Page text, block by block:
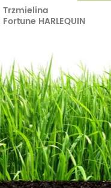
Trzmielina
Fortune HARLEQUIN